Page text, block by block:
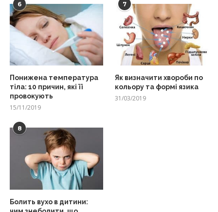
6
Понижена температура
тіла: 10 причин, які її
провокують
15/11/2019
7
Як визначити хвороби по
кольору та формі язика
31/03/2019
8
Болить вухо в дитини: